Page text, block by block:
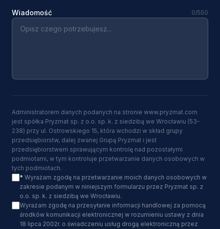
Wiadomość 0/550
Administratorem danych podanych na stronie www.pryzmat.com
jest spółka Pryzmat sp. z o.o. sp. k. z siedzibą we Wrocławiu (53-
238) przy ul. Ostrowskiego 15, która wchodzi w skład grupy
przedsiębiorstw, dalej zwanej Grupą Pryzmat i jest
przedsiębiorstwem sprawującym kontrolę nad pozostałymi
podmiotami, w tym kontroluje przetwarzanie danych osobowych w
tych podmiotach.
* Wyrażam zgodę na przetwarzanie moich danych osobowych w
zakresie podanym w niniejszym formularzu przez Pryzmat sp. z
o.o. sp. k. z siedzibą we Wrocławiu.
Wyrażam zgodę na przesyłanie informacji handlowej za pomocą
środków komunikacji elektronicznej w rozumieniu ustawy z dnia
18 lipca 2002r. o świadczeniu usług drogą elektroniczną przez